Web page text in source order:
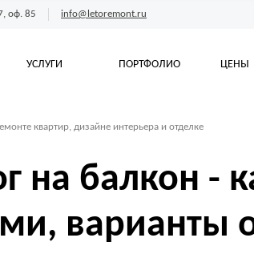
оф. 85 info@letoremont.ru
УСЛУГИ ПОРТФОЛИО ЦЕНЫ
квартир, дизайне интерьера и отделке
на балкон -
варианты